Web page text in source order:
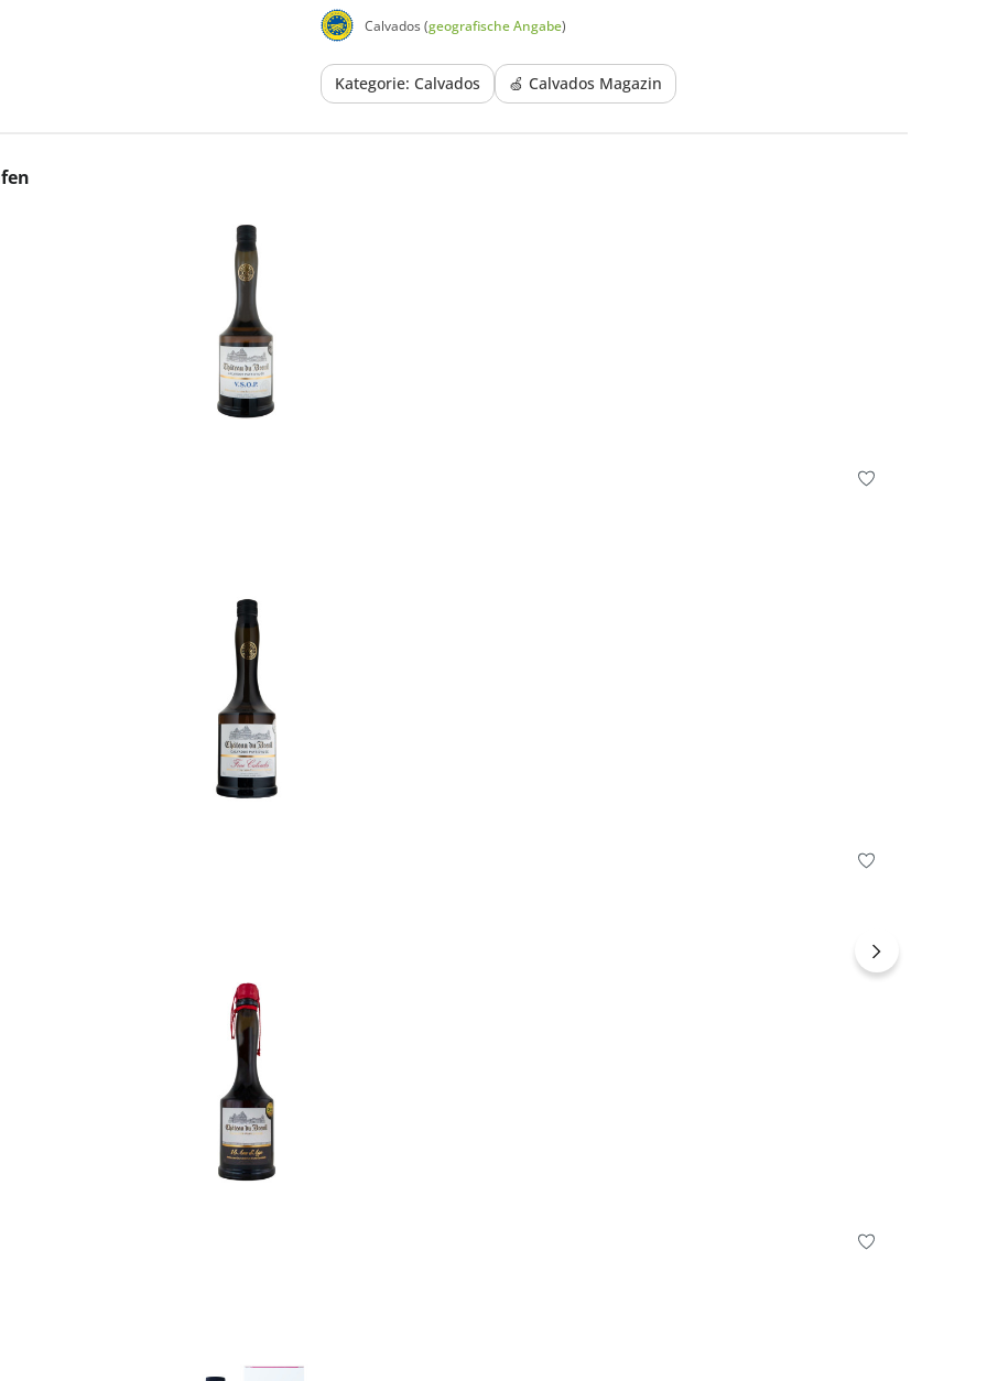
Calvados (geografische Angabe)
Kategorie: Calvados 🍏 Calvados Magazin
In den Korb
In den Korb
In den Korb